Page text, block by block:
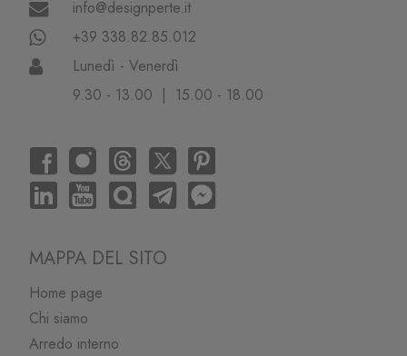
info@designperte.it
+39 338.82.85.012
Lunedì - Venerdì
9.30 - 13.00 | 15.00 - 18.00
MAPPA DEL SITO
Home page
Chi siamo
Arredo interno